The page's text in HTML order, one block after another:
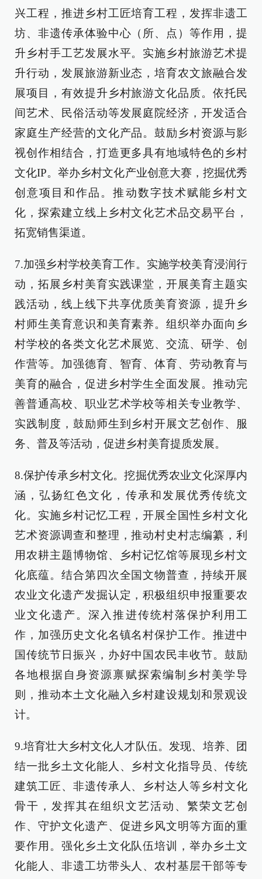
兴工程，推进乡村工匠培育工程，发挥非遗工
坊、非遗传承体验中心（所、点）等作用，提
升乡村手工艺发展水平。实施乡村旅游艺术提
升行动，发展旅游新业态，培育农文旅融合发
展项目，有效提升乡村旅游文化品质。依托民
间艺术、民俗活动等发展庭院经济，开发适合
家庭生产经营的文化产品。鼓励乡村资源与影
视创作相结合，打造更多具有地域特色的乡村
文化IP。举办乡村文化产业创意大赛，挖掘优秀
创意项目和作品。推动数字技术赋能乡村文
化，探索建立线上乡村文化艺术品交易平台，
拓宽销售渠道。
7.加强乡村学校美育工作。实施学校美育浸润行
动，拓展乡村美育实践课堂，开展美育主题实
践活动，线上线下共享优质美育资源，提升乡
村师生美育意识和美育素养。组织举办面向乡
村学校的各类文化艺术展览、交流、研学、创
作营等。加强德育、智育、体育、劳动教育与
美育的融合，促进乡村学生全面发展。推动完
善普通高校、职业艺术学校等相关专业教学、
实践制度，鼓励师生到乡村开展文艺创作、服
务、普及等活动，促进乡村美育提质发展。
8.保护传承乡村文化。挖掘优秀农业文化深厚内
涵，弘扬红色文化，传承和发展优秀传统文
化。实施乡村记忆工程，开展全国性乡村文化
艺术资源调查和整理，推动村史村志编纂，利
用农耕主题博物馆、乡村记忆馆等展现乡村文
化底蕴。结合第四次全国文物普查，持续开展
农业文化遗产发掘认定，积极组织申报重要农
业文化遗产。深入推进传统村落保护利用工
作，加强历史文化名镇名村保护工作。推进中
国传统节日振兴，办好中国农民丰收节。鼓励
各地根据自身资源禀赋探索编制乡村美学导
则，推动本土文化融入乡村建设规划和景观设
计。
9.培育壮大乡村文化人才队伍。发现、培养、团
结一批乡土文化能人、乡村文化指导员、传统
建筑工匠、非遗传承人、乡村达人等乡村文化
骨干，发挥其在组织文艺活动、繁荣文艺创
作、守护文化遗产、促进乡风文明等方面的重
要作用。强化乡土文化队伍培训，举办乡土文
化能人、非遗工坊带头人、农村基层干部等专